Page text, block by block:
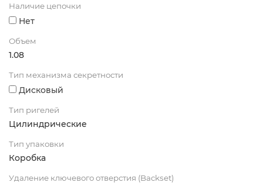
Наличие цепочки
Нет
Объем
1.08
Тип механизма секретности
Дисковый
Тип ригелей
Цилиндрические
Тип упаковки
Коробка
Удаление ключевого отверстия (Backset)